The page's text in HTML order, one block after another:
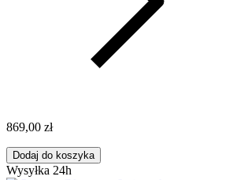
869,00 zł
Dodaj do koszyka
Wysyłka 24h